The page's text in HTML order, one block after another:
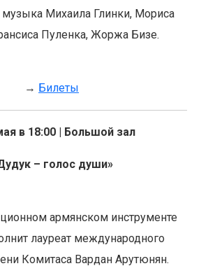
Михаила Глинки, Мориса
Пуленка, Жоржа Бизе.
→ Билеты
в 18:00 | Большой зал
– голос души»
армянском инструменте
лауреат международного
Комитаса Вардан Арутюнян.